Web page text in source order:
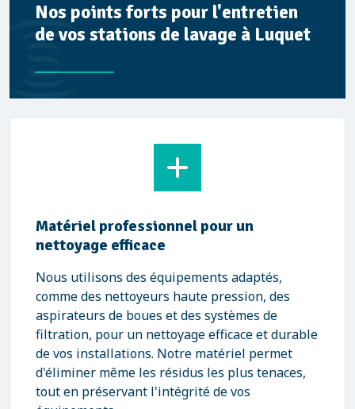
Nos points forts pour l'entretien
de vos stations de lavage à Luquet
Matériel professionnel pour un
nettoyage efficace
Nous utilisons des équipements adaptés,
comme des nettoyeurs haute pression, des
aspirateurs de boues et des systèmes de
filtration, pour un nettoyage efficace et durable
de vos installations. Notre matériel permet
d'éliminer même les résidus les plus tenaces,
tout en préservant l'intégrité de vos